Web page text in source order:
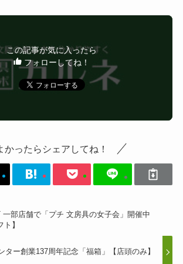
この記事が気に入ったら
フォローしてね！
かったらシェアしてね！
一部店舗で「プチ 文房具の女子会」開催中
ト】
ター創業137周年記念「福箱」【店頭のみ】